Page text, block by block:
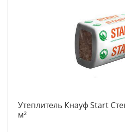
Утеплитель Кнауф Start
м²